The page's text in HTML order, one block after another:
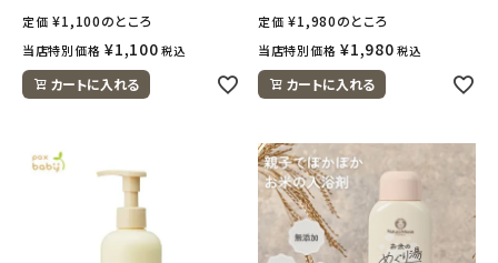
定価 ¥1,100のところ
当店特別価格 ¥1,100 税込
カートに入れる
定価 ¥1,980のところ
当店特別価格 ¥1,980 税込
カートに入れる